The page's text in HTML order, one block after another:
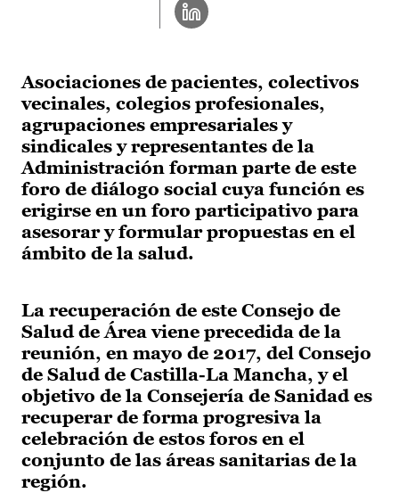
Asociaciones de pacientes, colectivos
vecinales, colegios profesionales,
agrupaciones empresariales y
sindicales y representantes de la
Administración forman parte de este
foro de diálogo social cuya función es
erigirse en un foro participativo para
asesorar y formular propuestas en el
ámbito de la salud.
La recuperación de este Consejo de
Salud de Área viene precedida de la
reunión, en mayo de 2017, del Consejo
de Salud de Castilla-La Mancha, y el
objetivo de la Consejería de Sanidad es
recuperar de forma progresiva la
celebración de estos foros en el
conjunto de las áreas sanitarias de la
región.